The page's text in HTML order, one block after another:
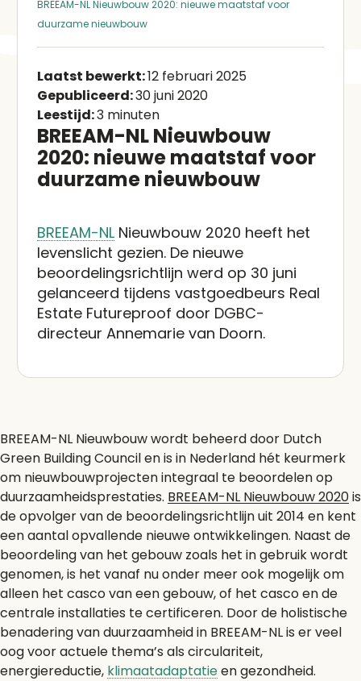
BREEAM-NL Nieuwbouw 2020: nieuwe maatstaf voor
duurzame nieuwbouw
Laatst bewerkt:12 februari 2025
Gepubliceerd:30 juni 2020
Leestijd:3 minuten
BREEAM-NL Nieuwbouw
2020: nieuwe maatstaf voor
duurzame nieuwbouw
BREEAM-NL Nieuwbouw 2020 heeft het
levenslicht gezien. De nieuwe
beoordelingsrichtlijn werd op 30 juni
gelanceerd tijdens vastgoedbeurs Real
Estate Futureproof door DGBC-
directeur Annemarie van Doorn.
BREEAM-NL Nieuwbouw wordt beheerd door Dutch
Green Building Council en is in Nederland hét keurmerk
om nieuwbouwprojecten integraal te beoordelen op
duurzaamheidsprestaties. BREEAM-NL Nieuwbouw 2020is
de opvolger van de beoordelingsrichtlijn uit 2014 en kent
een aantal opvallende nieuwe ontwikkelingen. Naast de
beoordeling van het gebouw zoals het in gebruik wordt
genomen, is het vanaf nu onder meer ook mogelijk om
alleen het casco van een gebouw, of het casco en de
centrale installaties te certificeren. Door de holistische
benadering van duurzaamheid in BREEAM-NL is er veel
oog voor actuele thema’s als circulariteit,
energiereductie, klimaatadaptatieen gezondheid.